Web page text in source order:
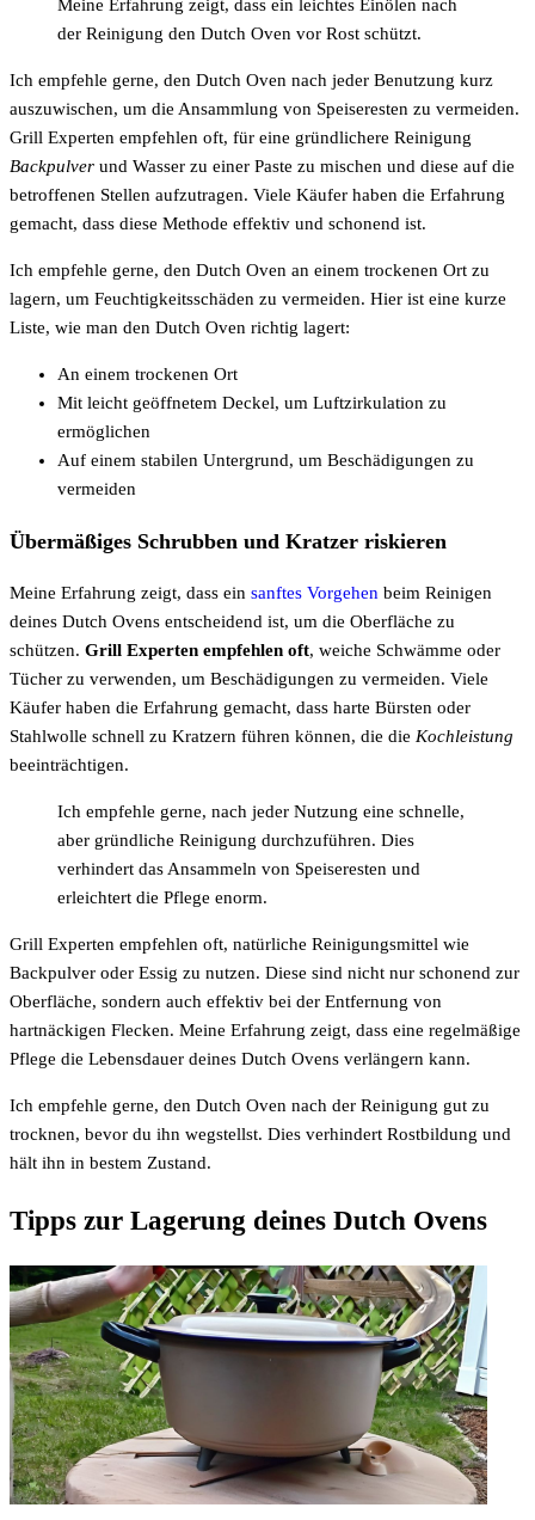
Meine Erfahrung zeigt, dass ein leichtes Einölen nach
der Reinigung den Dutch Oven vor Rost schützt.
Ich empfehle gerne, den Dutch Oven nach jeder Benutzung kurz
auszuwischen, um die Ansammlung von Speiseresten zu vermeiden.
Grill Experten empfehlen oft, für eine gründlichere Reinigung
Backpulver und Wasser zu einer Paste zu mischen und diese auf die
betroffenen Stellen aufzutragen. Viele Käufer haben die Erfahrung
gemacht, dass diese Methode effektiv und schonend ist.
Ich empfehle gerne, den Dutch Oven an einem trockenen Ort zu
lagern, um Feuchtigkeitsschäden zu vermeiden. Hier ist eine kurze
Liste, wie man den Dutch Oven richtig lagert:
An einem trockenen Ort
Mit leicht geöffnetem Deckel, um Luftzirkulation zu
ermöglichen
Auf einem stabilen Untergrund, um Beschädigungen zu
vermeiden
Übermäßiges Schrubben und Kratzer riskieren
Meine Erfahrung zeigt, dass ein sanftes Vorgehen beim Reinigen
deines Dutch Ovens entscheidend ist, um die Oberfläche zu
schützen. Grill Experten empfehlen oft, weiche Schwämme oder
Tücher zu verwenden, um Beschädigungen zu vermeiden. Viele
Käufer haben die Erfahrung gemacht, dass harte Bürsten oder
Stahlwolle schnell zu Kratzern führen können, die die Kochleistung
beeinträchtigen.
Ich empfehle gerne, nach jeder Nutzung eine schnelle,
aber gründliche Reinigung durchzuführen. Dies
verhindert das Ansammeln von Speiseresten und
erleichtert die Pflege enorm.
Grill Experten empfehlen oft, natürliche Reinigungsmittel wie
Backpulver oder Essig zu nutzen. Diese sind nicht nur schonend zur
Oberfläche, sondern auch effektiv bei der Entfernung von
hartnäckigen Flecken. Meine Erfahrung zeigt, dass eine regelmäßige
Pflege die Lebensdauer deines Dutch Ovens verlängern kann.
Ich empfehle gerne, den Dutch Oven nach der Reinigung gut zu
trocknen, bevor du ihn wegstellst. Dies verhindert Rostbildung und
hält ihn in bestem Zustand.
Tipps zur Lagerung deines Dutch Ovens